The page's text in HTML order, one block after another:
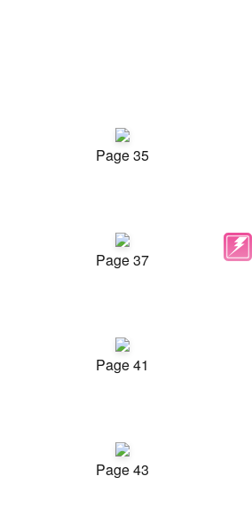
Page 35
Page 37
Page 41
Page 43